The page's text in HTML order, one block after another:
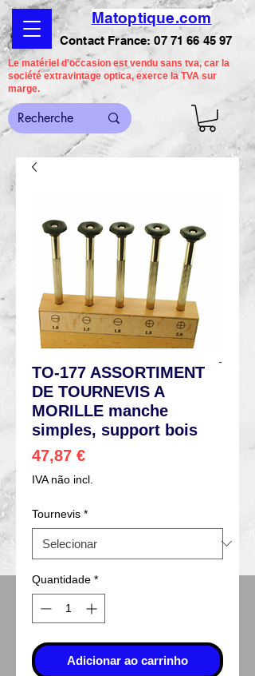
Matoptique.com
Contact France:07 71 66 45 97
Le matériel d'occasion est vendu sans tva, car la
société extravintage optica, exerce la TVA sur
marge.
TO-177 ASSORTIMENT
DE TOURNEVIS A
MORILLE manche
simples, support bois
47,87 €Preço
IVA não incl.
Tournevis *
Quantidade *
Adicionar ao carrinho